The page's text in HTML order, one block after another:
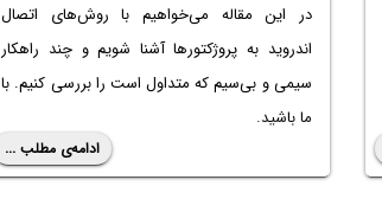
در این مقاله می‌خواهیم با روش‌های اتصال
اندروید به پروژکتورها آشنا شویم و چند راهکار
سیمی و بی‌سیم که متداول است را بررسی کنیم. با
ما باشید.
ادامه‌ی مطلب ...